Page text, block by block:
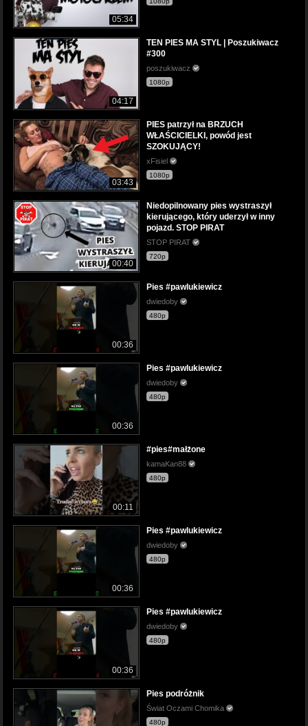
05:34
04:17
TEN PIES MA STYL | Poszukiwacz
#300
poszukiwacz
1080p
03:43
PIES patrzył na BRZUCH
WŁAŚCICIELKI, powód jest
SZOKUJĄCY!
xFisiel
1080p
00:40
Niedopilnowany pies wystraszył
kierującego, który uderzył w inny
pojazd. STOP PIRAT
STOP PIRAT
720p
00:36
Pies #pawlukiewicz
dwiedoby
480p
00:36
Pies #pawlukiewicz
dwiedoby
480p
00:11
#pies#małżone
kamaKan88
480p
00:36
Pies #pawlukiewicz
dwiedoby
480p
00:36
Pies #pawlukiewicz
dwiedoby
480p
Pies podróżnik
Świat Oczami Chomika
480p